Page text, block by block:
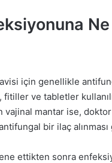
için genellikle
fitiller ve tabletler
vajinal mantar ise,
bir ilaç
ettikten sonra